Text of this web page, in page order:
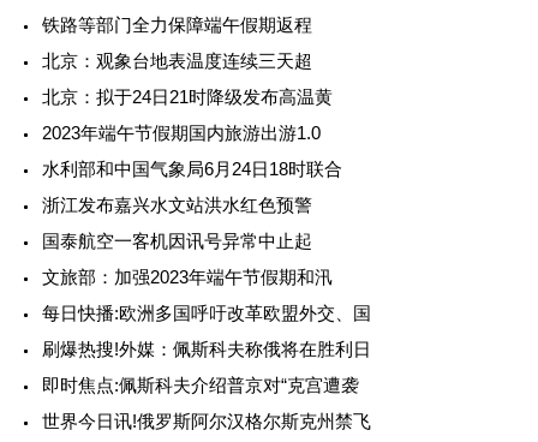
铁路等部门全力保障端午假期返程
北京：观象台地表温度连续三天超
北京：拟于24日21时降级发布高温黄
2023年端午节假期国内旅游出游1.0
水利部和中国气象局6月24日18时联合
浙江发布嘉兴水文站洪水红色预警
国泰航空一客机因讯号异常中止起
文旅部：加强2023年端午节假期和汛
每日快播:欧洲多国呼吁改革欧盟外交、国
刷爆热搜!外媒：佩斯科夫称俄将在胜利日
即时焦点:佩斯科夫介绍普京对“克宫遭袭
世界今日讯!俄罗斯阿尔汉格尔斯克州禁飞